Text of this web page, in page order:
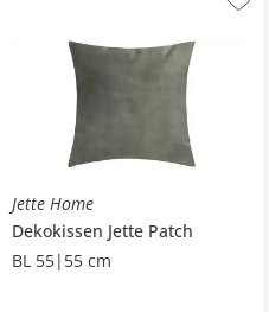
Jette Home
Dekokissen Jette Patch
BL 55|55 cm